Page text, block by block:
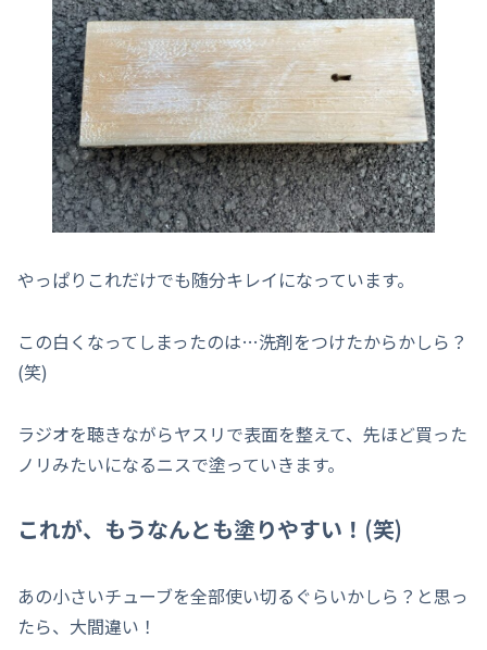
やっぱりこれだけでも随分キレイになっています。
この白くなってしまったのは…洗剤をつけたからかしら？
(笑)
ラジオを聴きながらヤスリで表面を整えて、先ほど買った
ノリみたいになるニスで塗っていきます。
これが、もうなんとも塗りやすい！(笑)
あの小さいチューブを全部使い切るぐらいかしら？と思っ
たら、大間違い！